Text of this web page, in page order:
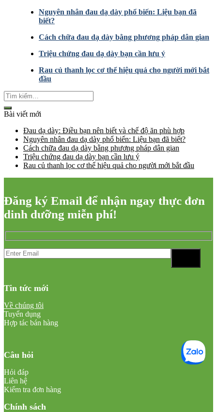
Nguyên nhân đau dạ dày phổ biến: Liệu bạn đã
biết?
Cách chữa đau dạ dày bằng phương pháp dân gian
Triệu chứng đau dạ dày bạn cần lưu ý
Rau củ thanh lọc cơ thể hiệu quả cho người mới bắt
đầu
Bài viết mới
Đau dạ dày: Điều bạn nên biết và chế độ ăn phù hợp
Nguyên nhân đau dạ dày phổ biến: Liệu bạn đã biết?
Cách chữa đau dạ dày bằng phương pháp dân gian
Triệu chứng đau dạ dày bạn cần lưu ý
Rau củ thanh lọc cơ thể hiệu quả cho người mới bắt đầu
Đăng ký Email để nhận ngay thực đơn
dinh dưỡng miễn phí!
Tin tức mới
Về chúng tôi
Tuyển dụng
Hợp tác bán hàng
Câu hỏi
Hỏi đáp
Liên hệ
Kiểm tra đơn hàng
Chính sách